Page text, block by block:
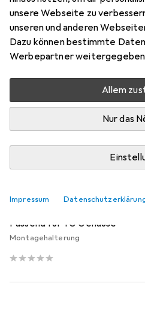
unsere Webseite zu
unseren und anderen
Dazu können bestimmte
Werbepartner
Allem
Nur das
Impressum
Hier findest du passendes
Spelsberg TG
EUR
5,65 bei 2 Stück
Passend für TG Gehäuse
Montagehalterung